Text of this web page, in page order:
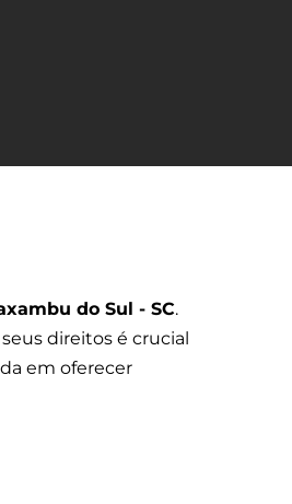
do Sul - SC.
direitos é crucial
em oferecer